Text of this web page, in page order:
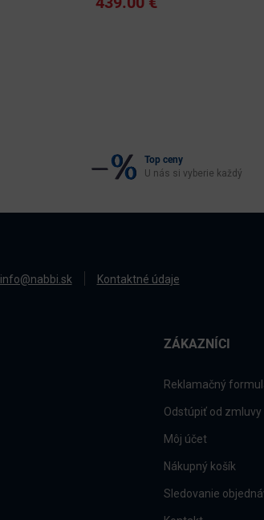
Top ceny
U nás si vyberie každý
info@nabbi.sk Kontaktné údaje
ZÁKAZNÍCI
Reklamačný
Odstúpiť od zmluvy
Môj účet
Nákupný košík
Sledovanie